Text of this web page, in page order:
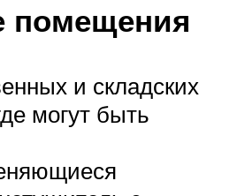
помещения
и складских
могут быть